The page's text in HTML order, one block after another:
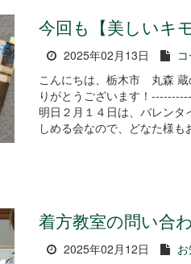
今回も【美しいキ
2025年02月13日
こんにちは、栃木市 丸森 蔵
りがとうございます！
明日２月１４日は、バレン
しめる会なので、どなた様も
着方教室の問い合
2025年02月12日